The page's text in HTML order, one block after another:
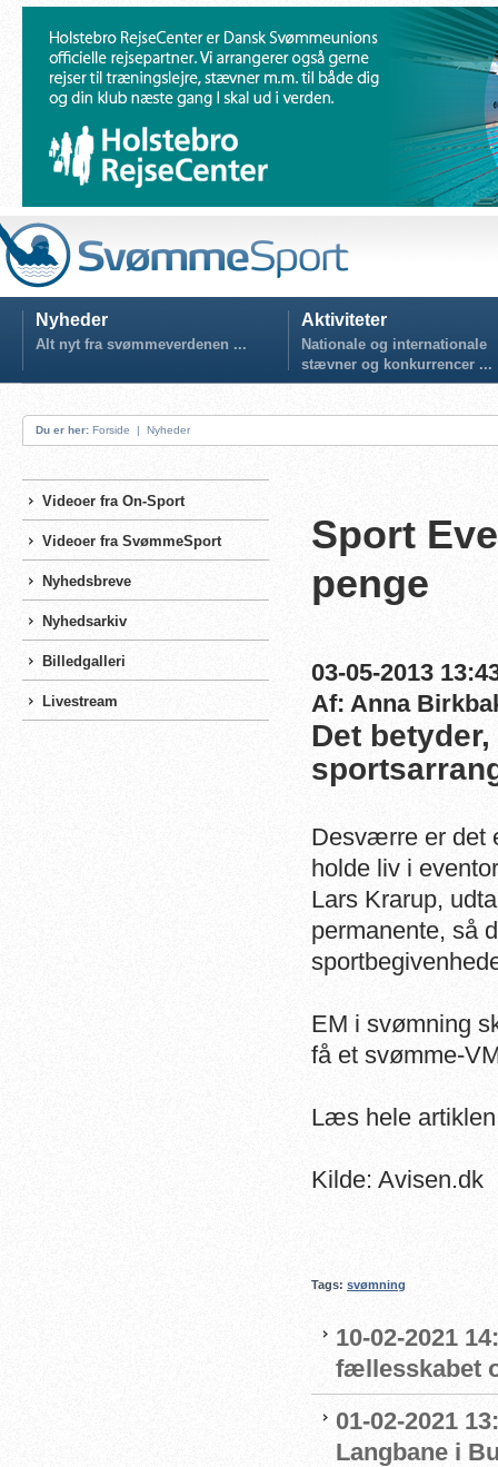
Nyheder
Alt nyt fra svømmeverdenen ...
Aktiviteter
Nationale og internationale
stævner og konkurrencer ...
Du er her: Forside | Nyheder
Videoer fra On-Sport
Videoer fra SvømmeSport
Nyhedsbreve
Nyhedsarkiv
Billedgalleri
Livestream
Sport
penge
03-05-2013
Af: Anna
Det
Desværre er det
holde liv i
Lars Krarup,
permanente, så
EM i svømning
få et svømme-
Læs hele
Kilde: Avisen.dk
Tags: svømning
10-02-2021
fællesskabet
01-02-2021
Langbane i